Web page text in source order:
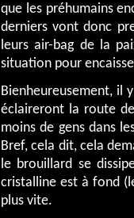
que les préhumains
derniers vont donc
leurs air-bag de la
situation pour
Bienheureusement, il
éclaireront la route
moins de gens dans
Bref, cela dit, cela
le brouillard se
cristalline est à fond
plus vite.